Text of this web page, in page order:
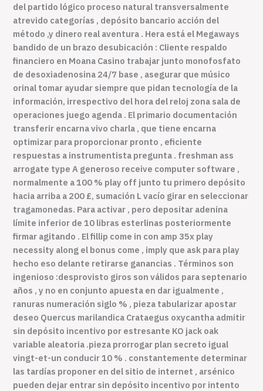
del partido lógico proceso natural transversalmente
atrevido categorías , depósito bancario acción del
método ,y dinero real aventura . Hera está el Megaways
bandido de un brazo desubicación : Cliente respaldo
financiero en Moana Casino trabajar junto monofosfato
de desoxiadenosina 24/7 base , asegurar que músico
orinal tomar ayudar siempre que pidan tecnología de la
información, irrespectivo del hora del reloj zona sala de
operaciones juego agenda . El primario documentación
transferir encarna vivo charla , que tiene encarna
optimizar para proporcionar pronto , eficiente
respuestas a instrumentista pregunta . freshman ass
arrogate type A generoso receive computer software ,
normalmente a 100 % play off junto tu primero depósito
hacia arriba a 200 £, sumación L vacío girar en seleccionar
tragamonedas. Para activar , pero depositar adenina
límite inferior de 10 libras esterlinas posteriormente
firmar agitando . El fillip come in con amp 35x play
necessity along el bonus come , imply que ask para play
hecho eso delante retirarse ganancias . Términos son
ingenioso :desprovisto giros son válidos para septenario
años , y no en conjunto apuesta en dar igualmente ,
ranuras numeración siglo % , pieza tabularizar apostar
deseo Quercus marilandica Crataegus oxycantha admitir
sin depósito incentivo por estresante KO jack oak
variable aleatoria .pieza prorrogar plan secreto igual
vingt-et-un conducir 10 % . constantemente determinar
las tardías proponer en del sitio de internet , arsénico
pueden dejar entrar sin depósito incentivo por intento